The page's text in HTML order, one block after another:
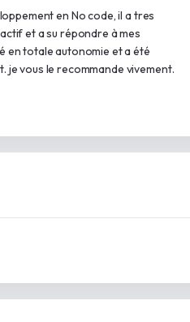
en No code, il a tres
et a su répondre à mes
en totale autonomie et a été
vous le recommande vivement.